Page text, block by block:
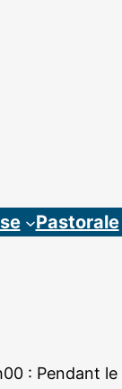
Pastorale
: Pendant